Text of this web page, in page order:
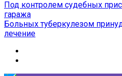
Под контролем судебных
гаража
Больных туберкулезом
лечение